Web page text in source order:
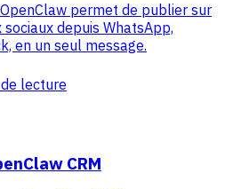
permet de publier sur
depuis WhatsApp,
en un seul message.
lecture
CRM